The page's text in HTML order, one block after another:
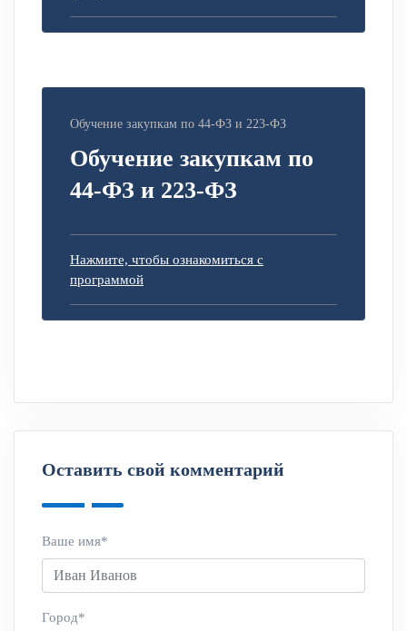
Обучение закупкам по 44-ФЗ и 223-ФЗ
Обучение закупкам по
44-ФЗ и 223-ФЗ
Нажмите, чтобы ознакомиться с
программой
Оставить свой комментарий
Ваше имя*
Город*